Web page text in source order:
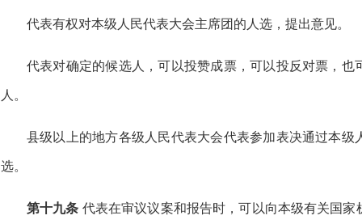
代表有权对本级人民代表大会主席团的人选，提出意见。
代表对确定的候选人，可以投赞成票，可以投反对票，
人。
县级以上的地方各级人民代表大会代表参加表决通过本
选。
第十九条 代表在审议议案和报告时，可以向本级有关国